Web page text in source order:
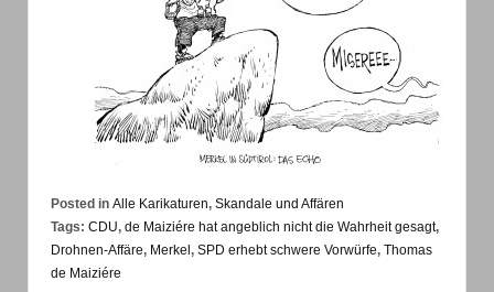
Posted in Alle Karikaturen, Skandale und Affären
Tags: CDU, de Maiziére hat angeblich nicht die Wahrheit gesagt,
Drohnen-Affäre, Merkel , SPD erhebt schwere Vorwürfe, Thomas
de Maiziére